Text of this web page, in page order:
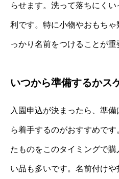
らせます。洗って落ちにく
利です。特に小物やおもち
っかり名前をつけることが重
いつから準備するかス
入園申込が決まったら、準
ら着手するのがおすすめで
たものをこのタイミングで
い品も多いです。名前付け